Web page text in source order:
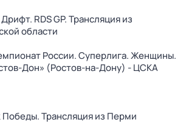
RDS GP. Трансляция из
области
России. Суперлига. Женщины.
Дон» (Ростов-на-Дону) - ЦСКА
Победы. Трансляция из Перми